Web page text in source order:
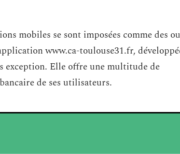
mobiles se sont imposées comme des
www.ca-toulouse31.fr,
exception. Elle offre une multitude de
de ses utilisateurs.